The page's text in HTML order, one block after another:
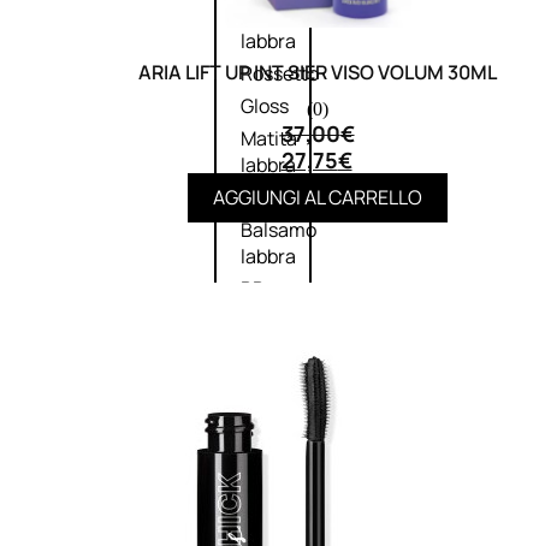
Palette
labbra
Rossetto
Gloss
Matita
labbra
Rimpolpante
Balsamo
labbra
BB e
Palette
viso
ARIA LIFT UP INT SIER VISO VOLUM 30ML
(0)
37,00€
27,75€
AGGIUNGI AL CARRELLO